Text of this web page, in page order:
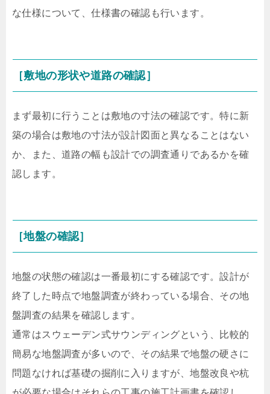
な仕様について、仕様書の確認も行います。
［敷地の形状や道路の確認］
まず最初に行うことは敷地の寸法の確認です。特に新
築の場合は敷地の寸法が設計図面と異なることはない
か、また、道路の幅も設計での調査通りであるかを確
認します。
［地盤の確認］
地盤の状態の確認は一番最初にする確認です。設計が
終了した時点で地盤調査が終わっている場合、その地
盤調査の結果を確認します。
通常はスウェーデン式サウンディングという、比較的
簡易な地盤調査が多いので、その結果で地盤の硬さに
問題なければ基礎の掘削に入りますが、地盤改良や杭